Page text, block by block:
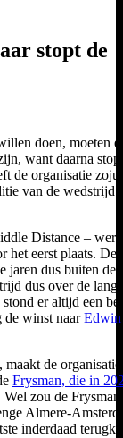
stopt de
doen, moeten
want daarna
de organisatie
van de wedstrijd
Distance –
het eerst plaats. De
jaren dus buiten
dus over de lange
er altijd een
de winst naarEdwin
maakt de
Frysman, die in
Wel zou de
Almere-
inderdaad